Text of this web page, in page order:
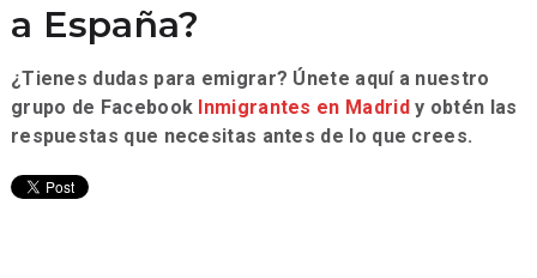
a España?
¿Tienes dudas para emigrar? Únete aquí a nuestro
grupo de Facebook Inmigrantes en Madridy obtén las
respuestas que necesitas antes de lo que crees.